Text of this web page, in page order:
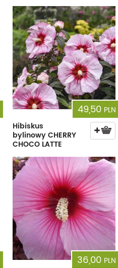
49,50 PLN
Hibiskus
bylinowy CHERRY
CHOCO LATTE
36,00 PLN